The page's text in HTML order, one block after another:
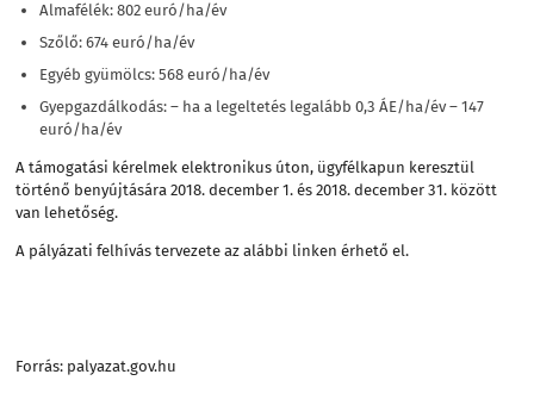
Almafélék: 802 euró/ha/év
Szőlő: 674 euró/ha/év
Egyéb gyümölcs: 568 euró/ha/év
Gyepgazdálkodás: – ha a legeltetés legalább 0,3 ÁE/ha/év – 147
euró/ha/év
A támogatási kérelmek elektronikus úton, ügyfélkapun keresztül
történő benyújtására 2018. december 1. és 2018. december 31. között
van lehetőség.
A pályázati felhívás tervezeteaz alábbi linken érhető el.
Forrás: palyazat.gov.hu